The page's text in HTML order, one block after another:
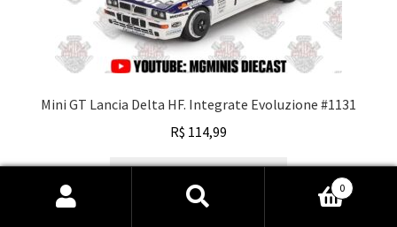
Mini GT Lancia Delta HF. Integrate Evoluzione #1131
R$ 114,99
Pesquisar
Pesquisar
0